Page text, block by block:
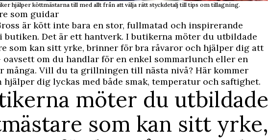
hjälper köttmästarna till med allt från att välja rätt styckdetalj till tips om tillagning.
som guidar
är kött inte bara en stor, fullmatad och inspirerande
butiken. Det är ett hantverk. I butikerna möter du utbildade
som kan sitt yrke, brinner för bra råvaror och hjälper dig att
om du handlar för en enkel sommarlunch eller en
många. Vill du ta grillningen till nästa nivå? Här kommer
hjälper dig lyckas med både smak, temperatur och saftighet.
möter du utbildade
som kan sitt yrke,